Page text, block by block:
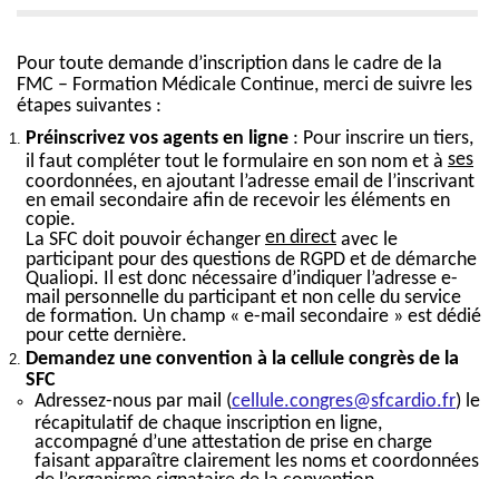
Pour toute demande d’inscription dans le cadre de la
FMC – Formation Médicale Continue, merci de suivre les
étapes suivantes :
Préinscrivez vos agents en ligne : Pour inscrire un tiers,
il faut compléter tout le formulaire en son nom et à ses
coordonnées, en ajoutant l’adresse email de l’inscrivant
en email secondaire afin de recevoir les éléments en
copie.
La SFC doit pouvoir échanger en direct avec le
participant pour des questions de RGPD et de démarche
Qualiopi. Il est donc nécessaire d’indiquer l’adresse e-
mail personnelle du participant et non celle du service
de formation. Un champ « e-mail secondaire » est dédié
pour cette dernière.
Demandez une convention à la cellule congrès de la
SFC
Adressez-nous par mail (cellule.congres@sfcardio.fr) le
récapitulatif de chaque inscription en ligne,
accompagné d’une attestation de prise en charge
faisant apparaître clairement les noms et coordonnées